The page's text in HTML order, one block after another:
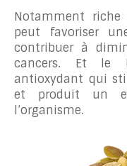
Notamment
peut favoriser
contribuer à
cancers. Et le
antioxydant qui
et produit un
l’organisme.